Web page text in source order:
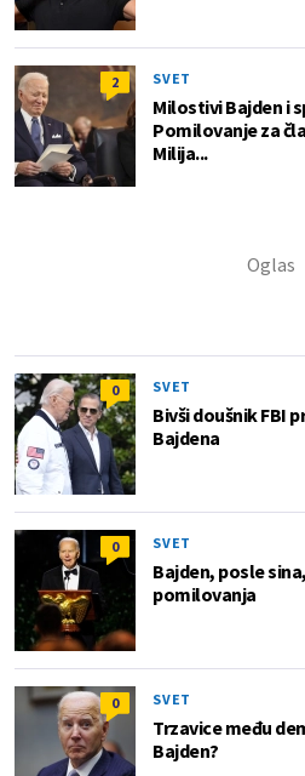
2 SVET
Milostivi Bajden i
Pomilovanje za
Milija...
0 SVET
Bivši doušnik FBI
Bajdena
0 SVET
Bajden, posle
pomilovanja
0 SVET
Trzavice među
Bajden?